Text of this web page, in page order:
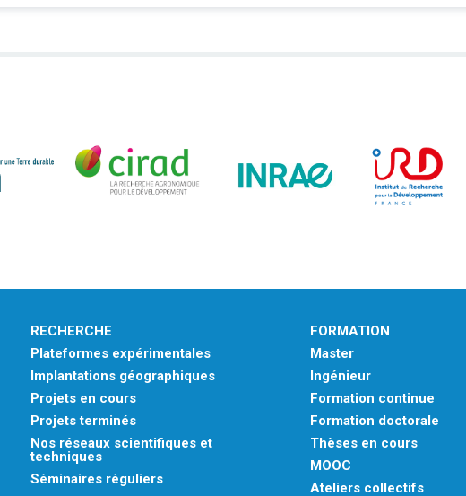
RECHERCHE
Plateformes expérimentales
Implantations géographiques
Projets en cours
Projets terminés
Nos réseaux scientifiques et
techniques
Séminaires réguliers
FORMATION
Master
Ingénieur
Formation continue
Formation doctorale
Thèses en cours
MOOC
Ateliers collectifs